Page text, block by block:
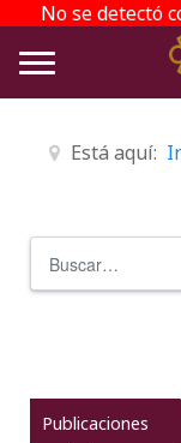
No se detectó
Está aquí:
Publicaciones
el